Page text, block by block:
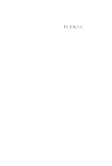
Publicité